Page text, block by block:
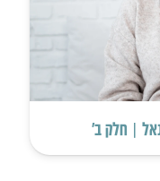
| חלק ב’